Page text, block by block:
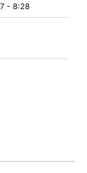
- 8:28